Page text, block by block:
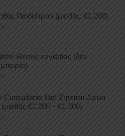
Παιδιάτρου (μισθός: €1.200)
Θέσεις εργασίας (δεν
Ltd: Ζητείται Junior
€1.200 – €1.300)